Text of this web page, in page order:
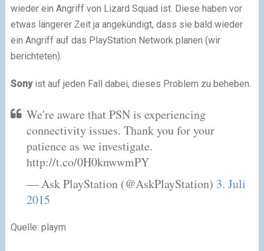
wieder ein Angriff von Lizard Squad ist. Diese haben vor
etwas längerer Zeit ja angekündigt, dass sie bald wieder
ein Angriff auf das PlayStation Network planen (wir
berichteten).
Sonyist auf jeden Fall dabei, dieses Problem zu beheben.
We're aware that PSN is experiencing
connectivity issues. Thank you for your
patience as we investigate.
http://t.co/0H0knwwmPY
— Ask PlayStation (@AskPlayStation) 3. Juli
2015
Quelle: playm